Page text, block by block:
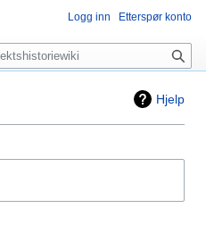
Hjelp
Logg inn Etterspør konto